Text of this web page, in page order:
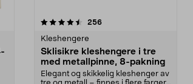
256anmeldelser
Kleshengere
Sklisikre kleshengere i tre
med metallpinne, 8-pakning
Elegant og skikkelig kleshenger av
4.5av 5 stjerner